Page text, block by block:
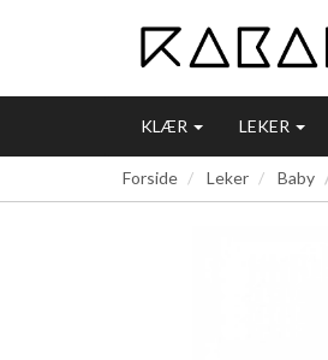
KLÆR LEKER
Forside Leker Baby